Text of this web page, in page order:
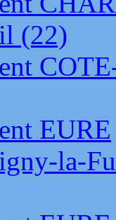
(22)
EURE
la-